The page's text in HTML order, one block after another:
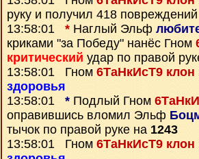
руку и получил 418 повреждений
13:58:01 * Наглый Эльф
криками "за Победу" нанёс Гном
критический удар по правой
13:58:01 Гном 6ТаНкИсТ9 клон
здоровья
13:58:01 * Подлый Гном
оправившись вломил Эльф
тычок по правой руке на 1243
13:58:01 Гном 6ТаНкИсТ9 клон